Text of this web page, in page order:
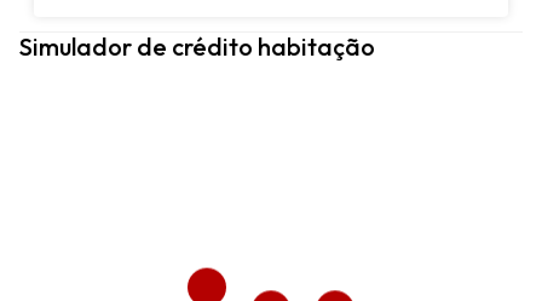
Simulador de crédito habitação